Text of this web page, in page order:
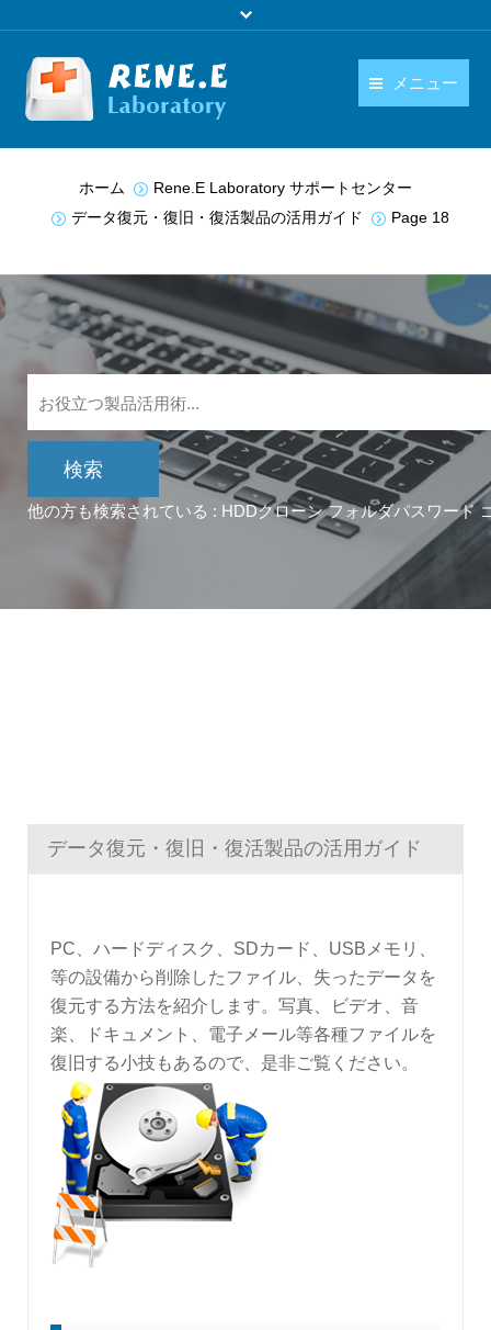
メニュー
ダウンロード
操作ガイド
お問い合わせ
日本語
language
ホーム
Rene.E Laboratory サポートセンター
データ復元・復旧・復活製品の活用ガイド
Page 18
他の方も検索されている : HDDクローン フォルダパスワード
データ復元・復旧・復活製品の活用ガイド
PC、ハードディスク、SDカード、USBメモリ、
等の設備から削除したファイル、失ったデータを
復元する方法を紹介します。写真、ビデオ、音
楽、ドキュメント、電子メール等各種ファイルを
復旧する小技もあるので、是非ご覧ください。